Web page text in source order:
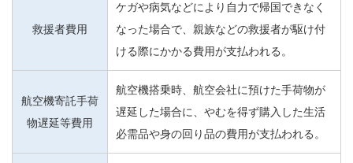
救援者費用
ケガや病気などにより自力で帰国できなく
なった場合で、親族などの救援者が駆け付
ける際にかかる費用が支払われる。
航空機寄託手荷
物遅延等費用
航空機搭乗時、航空会社に預けた手荷物が
遅延した場合に、やむを得ず購入した生活
必需品や身の回り品の費用が支払われる。